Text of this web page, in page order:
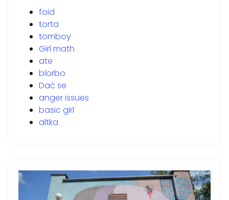
foid
torta
tomboy
Girl math
ate
blorbo
Dać se
anger issues
basic girl
altka